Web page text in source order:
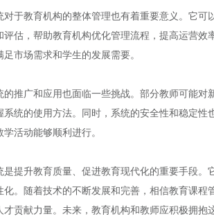
教育机构的整体管理也有着重要意义。它可
评估，帮助教育机构优化管理流程，提高运营效
市场需求和学生的发展需要。
广和应用也面临一些挑战。部分教师可能对
系统的使用方法。同时，系统的安全性和稳定性
活动能够顺利进行。
升教育质量、促进教育现代化的重要手段。
化。随着技术的不断发展和完善，相信教育课
才贡献力量。未来，教育机构和教师应积极拥抱